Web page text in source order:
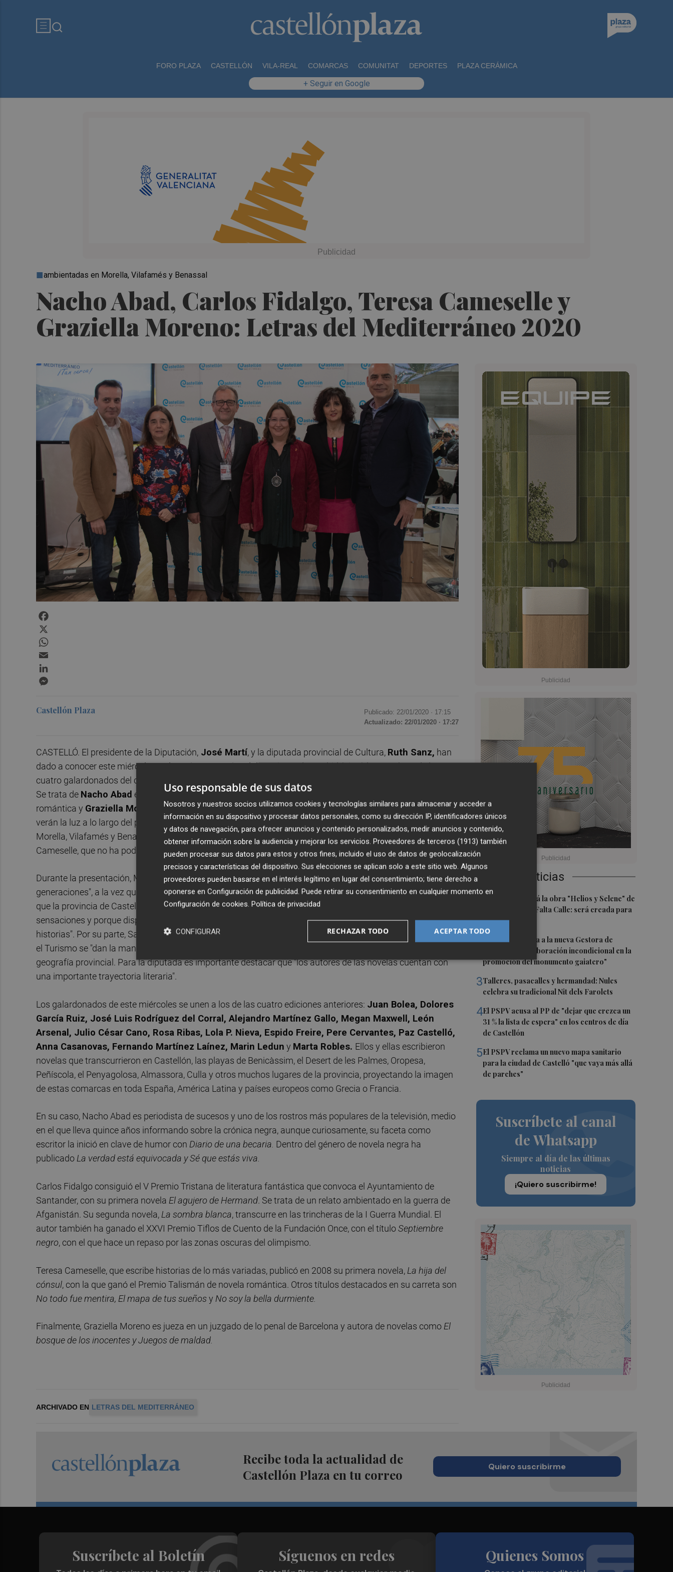
FORO PLAZA CASTELLÓN VILA-REAL COMARCAS COMUNITAT DEPORTES PLAZA CERÁMICA
+ Seguir en Google
Nacho Abad, Carlos Fidalgo, Teresa Cameselle y
Graziella Moreno: Letras del Mediterráneo 2020
ambientadas en Morella, Vilafamés y Benassal
Últimas Noticias
Castelló acogerá la obra "Helios y Selene" de
la compañía Te Falta Calle: será creada para
el eclipse
2Castelló traslada a la nueva Gestora de
Gaiates su "colaboración incondicional en la
promoción del monumento gaiatero"
3Talleres, pasacalles y hermandad: Nules
celebra su tradicional Nit dels Farolets
4El PSPV acusa al PP de "dejar que crezca un
31 % la lista de espera" en los centros de día
de Castellón
5El PSPV reclama un nuevo mapa sanitario
para la ciudad de Castelló "que vaya más allá
de parches"
Suscríbete al canal
de Whatsapp
Siempre al día de las últimas
noticias
¡Quiero suscribirme!
Castellón Plaza Publicado: 22/01/2020 · 17:15
Actualizado: 22/01/2020 · 17:27
CASTELLÓ. El presidente de la Diputación, José Martí, y la diputada provincial de Cultura, Ruth Sanz, han
dado a conocer este miércoles en la Feria Internacional de Turismo de Madrid (Fitur) los nombres de los
cuatro galardonados del certamen literario Letras del Mediterráneo, que en 2020 cumple su quinta edición.
Se trata de Nacho Abad en narrativa, Carlos Fidalgoen novela histórica,
romántica y Graziella Moreno
en novela negra. Los cuatro trabajan ya en la redacción de sus relatos que
verán la luz a lo largo del presente año y que estarán ambientados en localidades de la provincia como
Morella, Vilafamés y Benassal. En el acto han participado los autores seleccionados, a excepción de Teresa
Cameselle, que no ha podido acudir y ha estado representada por su editora, Rosa Fragua.
Durante la presentación, Martí ha recalcado lo "necesario" que es seguir "animando a leer a las nuevas
generaciones", a la vez que ha destacado la importancia de este certamen "con el que se pone de manifiesto
que la provincia de Castellón es un buen lugar para inspirarse para escribir porque ofrece un sinfín de
sensaciones y porque dispone de los rincones tranquilos que necesita el novelista para construir sus
historias". Por su parte, Sanz ha señalado que Letras del Mediterráneo es una iniciativa en la que la Cultura y
el Turismo se "dan la mano" para transportar a los lectores a decenas de rincones "maravillosos" de la
geografía provincial. Para la diputada es importante destacar que "los autores de las novelas cuentan con
una importante trayectoria literaria".
Los galardonados de este miércoles se unen a los de las cuatro ediciones anteriores: Juan Bolea, Dolores
García Ruiz, José Luis Rodríguez del Corral, Alejandro Martínez Gallo, Megan Maxwell, León
Arsenal, Julio César Cano, Rosa Ribas, Lola P. Nieva, Espido Freire, Pere Cervantes, Paz Castelló,
Anna Casanovas, Fernando Martínez Laínez, Marin Ledun y Marta Robles. Ellos y ellas escribieron
novelas que transcurrieron en Castellón, las playas de Benicàssim, el Desert de les Palmes, Oropesa,
Peñíscola, el Penyagolosa, Almassora, Culla y otros muchos lugares de la provincia, proyectando la imagen
de estas comarcas en toda España, América Latina y países europeos como Grecia o Francia.
En su caso, Nacho Abad es periodista de sucesos y uno de los rostros más populares de la televisión, medio
en el que lleva quince años informando sobre la crónica negra, aunque curiosamente, su faceta como
escritor la inició en clave de humor con Diario de una becaria. Dentro del género de novela negra ha
publicadoLa verdad está equivocada y Sé que estás viva.
Carlos Fidalgo consiguió el V Premio Tristana de literatura fantástica que convoca el Ayuntamiento de
Santander, con su primera novela El agujero de Hermand. Se trata de un relato ambientado en la guerra de
Afganistán. Su segunda novela, La sombra blanca, transcurre en las trincheras de la I Guerra Mundial. El
autor también ha ganado el XXVI Premio Tiflos de Cuento de la Fundación Once, con el títuloSeptiembre
negro, con el que hace un repaso por las zonas oscuras del olimpismo.
Teresa Cameselle, que escribe historias de lo más variadas, publicó en 2008 su primera novela, La hija del
cónsul, con la que ganó el Premio Talismán de novela romántica. Otros títulos destacados en su carreta son
No todo fue mentira, El mapa de tus sueñosy No soy la bella durmiente.
Finalmente, Graziella Moreno es jueza en un juzgado de lo penal de Barcelona y autora de novelas como El
bosque de los inocentes y Juegos de maldad.
ARCHIVADO EN LETRAS DEL MEDITERRÁNEO
Recibe toda la actualidad de
Castellón Plaza en tu correo
Quiero suscribirme
Suscríbete al Boletín Síguenos en redes Quienes Somos
Uso responsable de sus datos
Nosotros y nuestros socios utilizamos cookies y tecnologías similares para almacenar y acceder a
información en su dispositivo y procesar datos personales, como su dirección IP, identificadores únicos
y datos de navegación, para ofrecer anuncios y contenido personalizados, medir anuncios y contenido,
obtener información sobre la audiencia y mejorar los servicios. Proveedores de terceros (1913) también
pueden procesar sus datos para estos y otros fines, incluido el uso de datos de geolocalización
precisos y características del dispositivo. Sus elecciones se aplican solo a este sitio web. Algunos
proveedores pueden basarse en el interés legítimo en lugar del consentimiento; tiene derecho a
oponerse en Configuración de publicidad. Puede retirar su consentimiento en cualquier momento en
Configuración de cookies. Política de privacidad
ACEPTAR TODO
RECHAZAR TODO
CONFIGURAR